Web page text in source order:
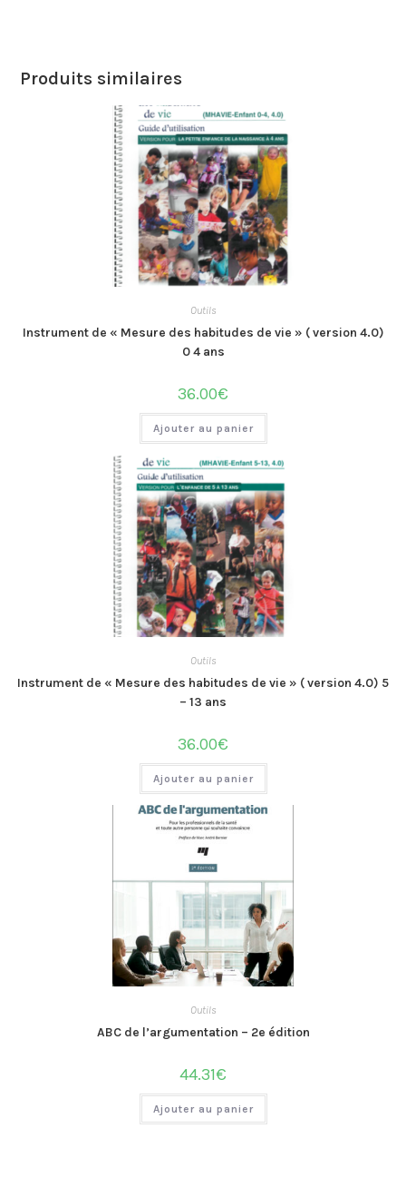
Produits similaires
Outils
Instrument de « Mesure des habitudes de vie » ( version 4.0)
0 4 ans
36.00€
Ajouter au panier
Outils
Instrument de « Mesure des habitudes de vie » ( version 4.0) 5
– 13 ans
36.00€
Ajouter au panier
Outils
ABC de l’argumentation – 2e édition
44.31€
Ajouter au panier